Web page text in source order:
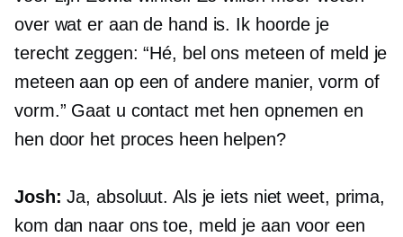
over wat er aan de hand is. Ik hoorde je
terecht zeggen: “Hé, bel ons meteen of meld je
meteen aan op een of andere manier, vorm of
vorm.” Gaat u contact met hen opnemen en
hen door het proces heen helpen?
Josh: Ja, absoluut. Als je iets niet weet, prima,
kom dan naar ons toe, meld je aan voor een